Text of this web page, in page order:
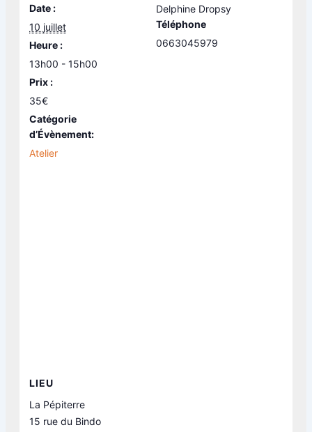
Date :
10 juillet
Heure :
13h00 - 15h00
Prix :
35€
Catégorie
d’Évènement:
Atelier
Delphine Dropsy
Téléphone
0663045979
LIEU
La Pépiterre
15 rue du Bindo